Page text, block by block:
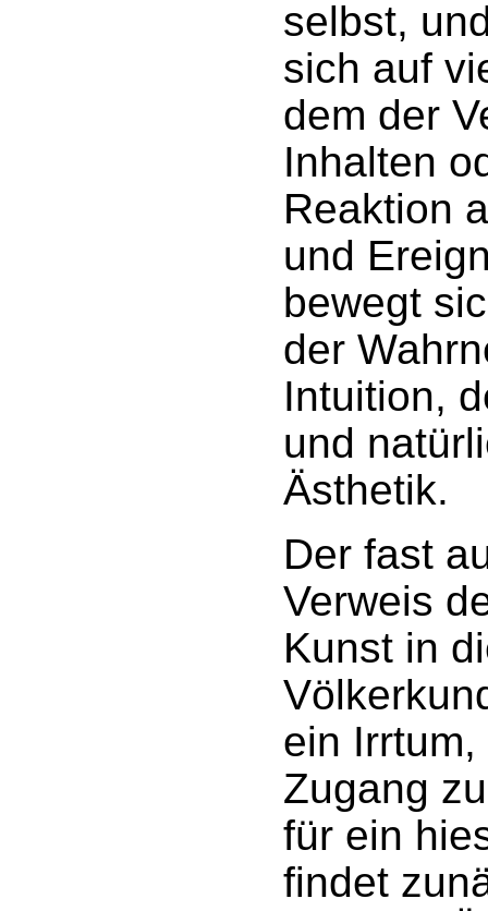
selbst,
sich auf
dem der
Inhalten
Reaktion
und
bewegt
der
Intuition,
und
Ästhetik.
Der fast
Verweis
Kunst in
ein
Zugang
für ein
findet